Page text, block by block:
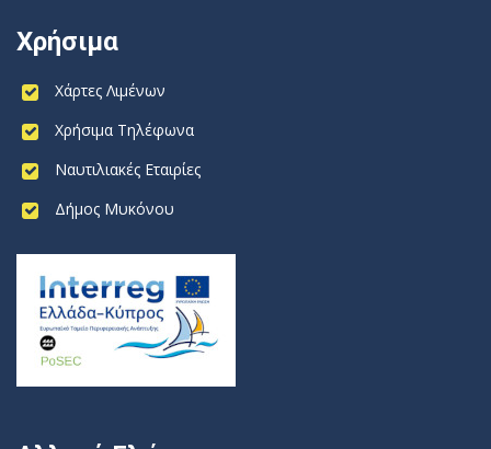
Χρήσιμα
Χάρτες Λιμένων
Χρήσιμα Τηλέφωνα
Ναυτιλιακές Εταιρίες
Δήμος Μυκόνου